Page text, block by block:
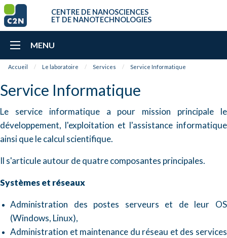
CENTRE DE NANOSCIENCES
ET DE NANOTECHNOLOGIES
MENU
Accueil Le laboratoire Services Service Informatique
Service Informatique
Le service informatique a pour mission principale le
développement, l'exploitation et l'assistance informatique
ainsi que le calcul scientifique.
Il s'articule autour de quatre composantes principales.
Systèmes et réseaux
Administration des postes serveurs et de leur OS
(Windows, Linux),
Administration et maintenance du réseau et des services